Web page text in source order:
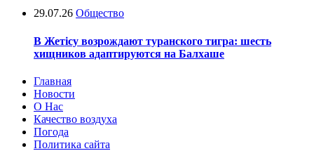
29.07.26 Общество
В Жетісу возрождают туранского тигра: шесть
хищников адаптируются на Балхаше
Главная
Новости
О Нас
Качество воздуха
Погода
Политика сайта